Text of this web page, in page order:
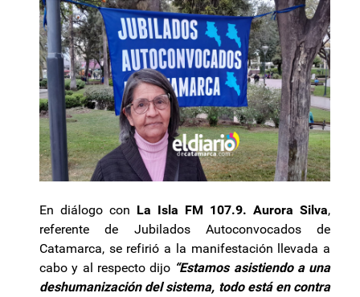
En diálogo con La Isla FM 107.9. Aurora Silva,
referente de Jubilados Autoconvocados de
Catamarca, se refirió a la manifestación llevada a
cabo y al respecto dijo “Estamos asistiendo a una
deshumanización del sistema, todo está en contra